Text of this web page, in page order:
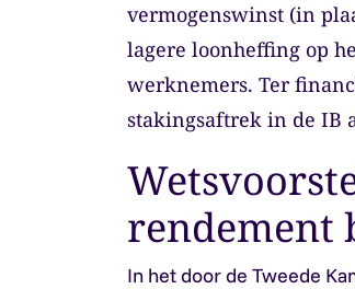
vermogenswinst (in
lagere loonheffing op
werknemers. Ter
stakingsaftrek in de IB
rendement
In het door de Tweede